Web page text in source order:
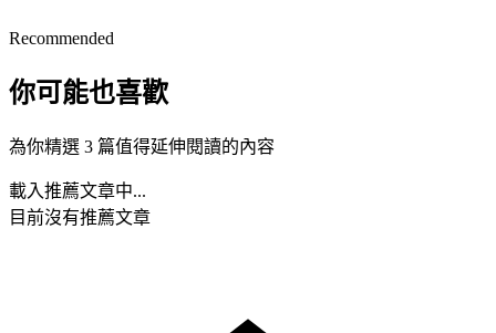
Recommended
你可能也喜歡
為你精選 3 篇值得延伸閱讀的內容
載入推薦文章中...
目前沒有推薦文章